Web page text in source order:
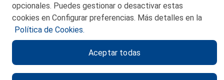
POLITICA DE PRIVACIDAD
POLITICA DE COOKIES
CANAL DE ÉTICA
opcionales. Puedes gestionar o desactivar estas
cookies en Configurar preferencias. Más detalles en la
Política de Cookies.
Aceptar todas